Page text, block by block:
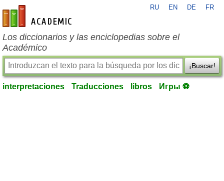
es-academic.com
RU EN DE FR
Los diccionarios y las enciclopedias sobre el
Académico
¡Buscar!
interpretaciones Traducciones libros Игры ⚽